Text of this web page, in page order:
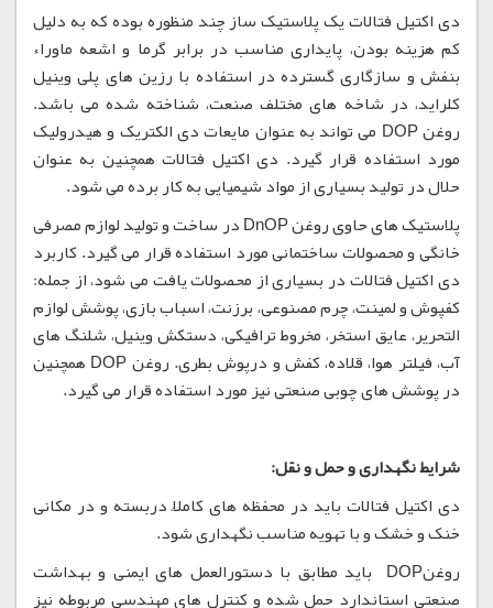
دی اکتیل فتالات یک پلاستیک ساز چند منظوره بوده که به دلیل
کم هزینه بودن، پایداری مناسب در برابر گرما و اشعه ماوراء
بنفش و سازگاری گسترده در استفاده با رزین های پلی وینیل
کلراید، در شاخه های مختلف صنعت، شناخته شده می باشد.
روغن DOP می تواند به عنوان مایعات دی الکتریک و هیدرولیک
مورد استفاده قرار گیرد. دی اکتیل فتالات همچنین به عنوان
حلال در تولید بسیاری از مواد شیمیایی به کار برده می شود.
پلاستیک های حاوی روغن DnOP در ساخت و تولید لوازم مصرفی
خانگی و محصولات ساختمانی مورد استفاده قرار می گیرد. کاربرد
دی اکتیل فتالات در بسیاری از محصولات یافت می شود، از جمله:
کفپوش و لمینت، چرم مصنوعی، برزنت، اسباب بازی، پوشش لوازم
التحریر، عایق استخر، مخروط ترافیکی، دستکش وینیل، شلنگ های
آب، فیلتر هوا، قلاده، کفش و درپوش بطری. روغن DOP همچنین
در پوشش های چوبی صنعتی نیز مورد استفاده قرار می گیرد.
شرایط نگهداری و حمل و نقل:
دی اکتیل فتالات باید در محفظه های کاملاً دربسته و در مکانی
خنک و خشک و با تهویه مناسب نگهداری شود.
روغنDOP باید مطابق با دستورالعمل های ایمنی و بهداشت
صنعتی استاندارد حمل شده و کنترل های مهندسی مربوطه نیز